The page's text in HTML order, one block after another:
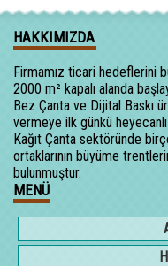
HAKKIMIZDA
Firmamız ticari hedeflerini
2000 m² kapalı alanda
Bez Çanta ve Dijital Baskı
vermeye ilk günkü
Kağıt Çanta sektöründe
ortaklarının büyüme
bulunmuştur.
MENÜ